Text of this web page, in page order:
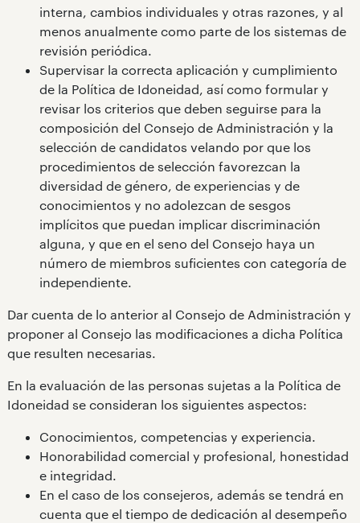
interna, cambios individuales y otras razones, y al
menos anualmente como parte de los sistemas de
revisión periódica.
Supervisar la correcta aplicación y cumplimiento
de la Política de Idoneidad, así como formular y
revisar los criterios que deben seguirse para la
composición del Consejo de Administración y la
selección de candidatos velando por que los
procedimientos de selección favorezcan la
diversidad de género, de experiencias y de
conocimientos y no adolezcan de sesgos
implícitos que puedan implicar discriminación
alguna, y que en el seno del Consejo haya un
número de miembros suficientes con categoría de
independiente.
Dar cuenta de lo anterior al Consejo de Administración y
proponer al Consejo las modificaciones a dicha Política
que resulten necesarias.
En la evaluación de las personas sujetas a la Política de
Idoneidad se consideran los siguientes aspectos:
Conocimientos, competencias y experiencia.
Honorabilidad comercial y profesional, honestidad
e integridad.
En el caso de los consejeros, además se tendrá en
cuenta que el tiempo de dedicación al desempeño